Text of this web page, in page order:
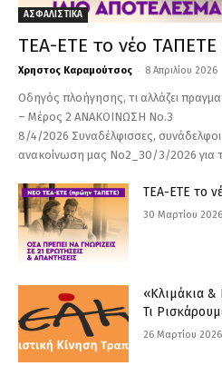
ΑΣΦΑΛΙΣΤΙΚΑ
ΤΕΑ-ΕΤΕ το νέο
Χρηστος Καραμούτσος - 8 Απριλίου 2026
Οδηγός πλοήγησης, τι αλλάζει
– Μέρος 2
8/4/2026 Συναδέλφισσες,
ανακοίνωση μας Νο2_30/3/2026 για
ΤΕΑ-ΕΤΕ το
30 Μαρτίου 2026
«Κλιμάκια &
Τι
26 Μαρτίου 2026